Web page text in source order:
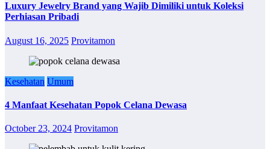
Luxury Jewelry Brand yang Wajib Dimiliki untuk Koleksi
Perhiasan Pribadi
August 16, 2025 Provitamon
Kesehatan Umum
4 Manfaat Kesehatan Popok Celana Dewasa
October 23, 2024 Provitamon